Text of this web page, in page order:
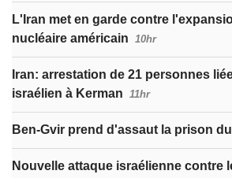
L'Iran met en garde contre
nucléaire américain 10hr
Iran: arrestation de 21 personnes
israélien à Kerman 11hr
Ben-Gvir prend d'assaut la prison
Nouvelle attaque israélienne contre